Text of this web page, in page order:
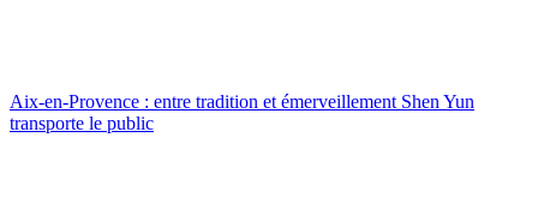
Aix-en-Provence : entre tradition et émerveillement Shen Yun
transporte le public